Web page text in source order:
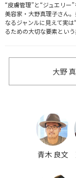
“皮膚管理”と“ジュエリー
美容家・大野真理子さん
なるジャンルに見えて実は
るための大切な要素とい
大野
青木 良文